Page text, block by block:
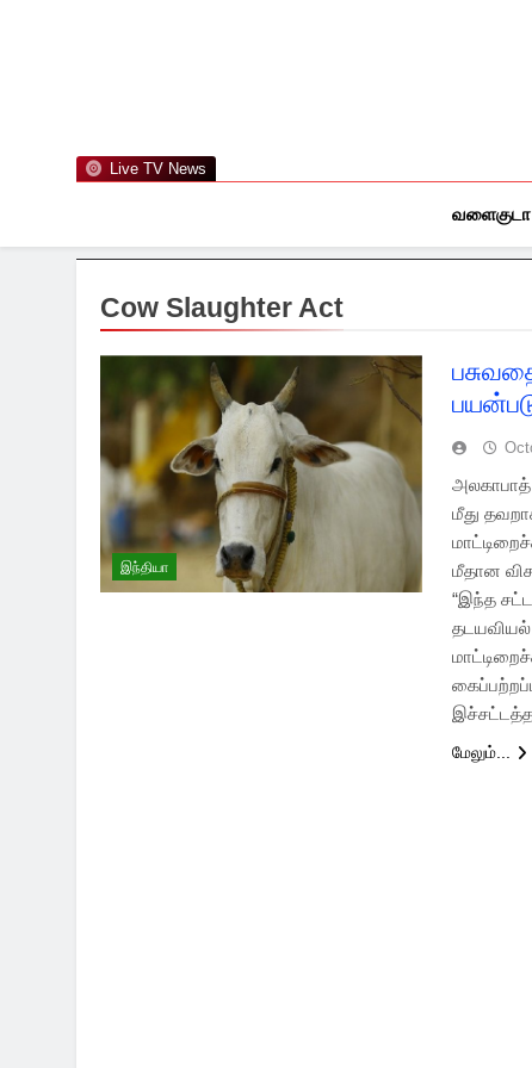
Live TV News
வளைகுடா
Cow Slaughter Act
இந்தியா
அலகாபாத்
மீது
மீதான
“இந்த
மேலும்...